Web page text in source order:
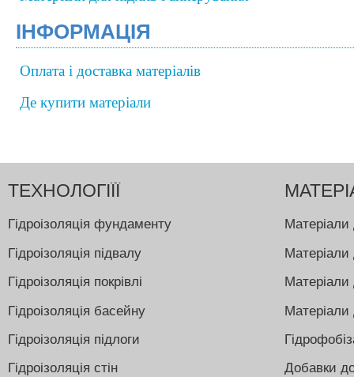
ІНФОРМАЦІЯ
Оплата і доставка матеріалів
Де купити матеріали
ТЕХНОЛОГІЇЇ
Гідроізоляція фундаменту
Гідроізоляція підвалу
Гідроізоляція покрівлі
Гідроізоляція басейну
Гідроізоляція підлоги
Гідроізоляція стін
Матеріали
Матеріали
Матеріали
Добавки